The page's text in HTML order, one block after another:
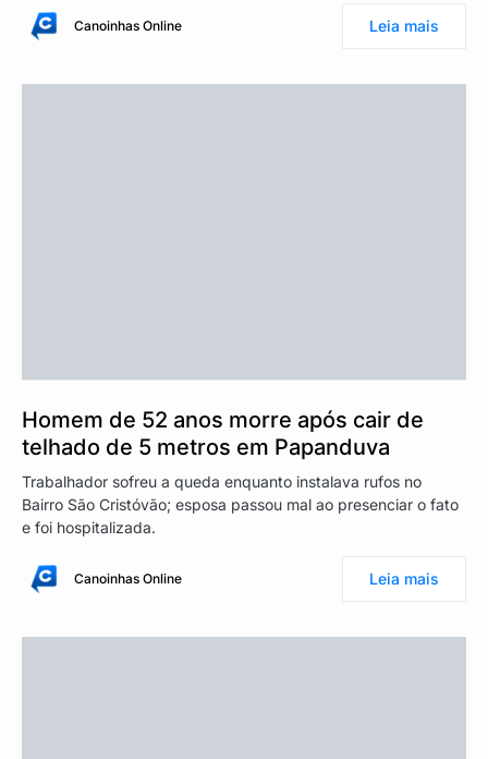
Canoinhas Online Leia mais
Homem de 52 anos morre após cair de
telhado de 5 metros em Papanduva
Trabalhador sofreu a queda enquanto instalava rufos no
Bairro São Cristóvão; esposa passou mal ao presenciar o fato
e foi hospitalizada.
Canoinhas Online Leia mais